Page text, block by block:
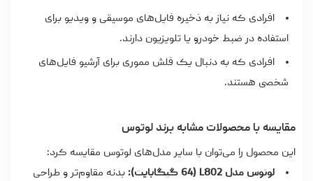
افرادی که نیاز به ذخیره فایل‌های موسیقی و ویدیو برای
استفاده در ضبط خودرو یا تلویزیون دارند.
افرادی که به دنبال یک فلش مموری برای آرشیو فایل‌های
شخصی هستند.
مقایسه با محصولات مشابه برند لوتوس
این محصول را می‌توان با سایر مدل‌های لوتوس مقایسه کرد:
لوتوس مدل L802 (64 گیگابایت):
بدنه مقاوم‌تر و طراحی